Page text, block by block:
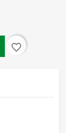
favorite_border